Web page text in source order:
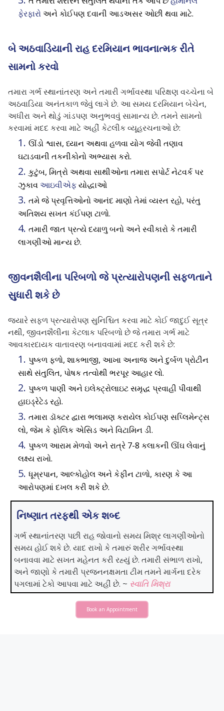
ફેરફારોઅને કોઈપણ દવાની આડઅસર ઓછી થવા માટે.
બે અઠવાડિયાની રાહ દરમિયાન ભાવનાત્મક રીતે
સામનો કરવો
તમારા ગર્ભ સ્થાનાંતરણ અને તમારી ગર્ભાવસ્થા પરિક્ષણ વચ્ચેના બે
અઠવાડિયા અનંતકાળ જેવું લાગે છે. આ સમય દરમિયાન બેચેન,
અધીરા અને થોડું ગાંડપણ અનુભવવું સામાન્ય છે. તમને સામનો
કરવામાં મદદ કરવા માટે અહીં કેટલીક વ્યૂહરચનાઓ છે:
ઊંડો શ્વાસ, ધ્યાન અથવા હળવા યોગ જેવી તણાવ
ઘટાડવાની તકનીકોનો અભ્યાસ કરો.
કુટુંબ, મિત્રો અથવા સાથીઓના તમારા સપોર્ટ નેટવર્ક પર
ઝુકાવઆઇવીએફયોદ્ધાઓ
તમે જે પ્રવૃત્તિઓનો આનંદ માણો તેમાં વ્યસ્ત રહો, પરંતુ
અતિશય સખત કંઈપણ ટાળો.
તમારી જાત પ્રત્યે દયાળુ બનો અને સ્વીકારો કે તમારી
લાગણીઓ માન્ય છે.
જીવનશૈલીના પરિબળો જે પ્રત્યારોપણની સફળતાને
સુધારી શકે છે
જ્યારે સફળ પ્રત્યારોપણ સુનિશ્ચિત કરવા માટે કોઈ જાદુઈ સૂત્ર
નથી, જીવનશૈલીના કેટલાક પરિબળો છેજે તમારા ગર્ભ માટે
આવકારદાયક વાતાવરણ બનાવવામાં મદદ કરી શકે છે:
પુષ્કળ ફળો, શાકભાજી, આખા અનાજ અને દુર્બળ પ્રોટીન
સાથે સંતુલિત, પોષક તત્વોથી ભરપૂર આહાર લો.
પુષ્કળ પાણી અને ઇલેક્ટ્રોલાઇટ સમૃદ્ધ પ્રવાહી પીવાથી
હાઇડ્રેટેડ રહો.
તમારા ડૉક્ટર દ્વારા ભલામણ કરાયેલ કોઈપણ સપ્લિમેન્ટ્સ
લો, જેમ કે ફોલિક એસિડ અને વિટામિન ડી.
પુષ્કળ આરામ મેળવો અને રાત્રે 7-8 કલાકની ઊંઘ લેવાનું
લક્ષ્ય રાખો.
ધૂમ્રપાન, આલ્કોહોલ અને કેફીન ટાળો, કારણ કે આ
આરોપણમાં દખલ કરી શકે છે.
નિષ્ણાત તરફથી એક શબ્દ
ગર્ભ સ્થાનાંતરણ પછી રાહ જોવાનો સમય મિશ્ર લાગણીઓનો
સમય હોઈ શકે છે. યાદ રાખો કે તમારું શરીર ગર્ભાવસ્થા
બનાવવા માટે સખત મહેનત કરી રહ્યું છે. તમારી સંભાળ રાખો,
અને જાણો કે તમારી પ્રજનનક્ષમતા ટીમ તમને માર્ગના દરેક
પગલામાં ટેકો આપવા માટે અહીં છે. ~ સ્વાતિ મિશ્રા
Book an Appointment